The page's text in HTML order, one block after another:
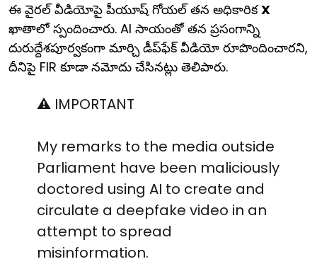
ఈ వైరల్ వీడియోపై పీయూష్ గోయల్ తన అధికారికX
ఖాతాలో స్పందించారు. AI సాయంతో తన ప్రసంగాన్ని
దురుద్దేశపూర్వకంగా మార్చి డీప్‌ఫేక్ వీడియో రూపొందించారని,
దీనిపై FIR కూడా నమోదు చేసినట్లు తెలిపారు.
⚠️ IMPORTANT
My remarks to the media outside
Parliament have been maliciously
doctored using AI to create and
circulate a deepfake video in an
attempt to spread
misinformation.